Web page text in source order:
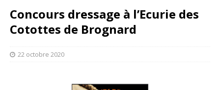
Concours dressage à l’Ecurie des
Cotottes de Brognard
22 octobre 2020